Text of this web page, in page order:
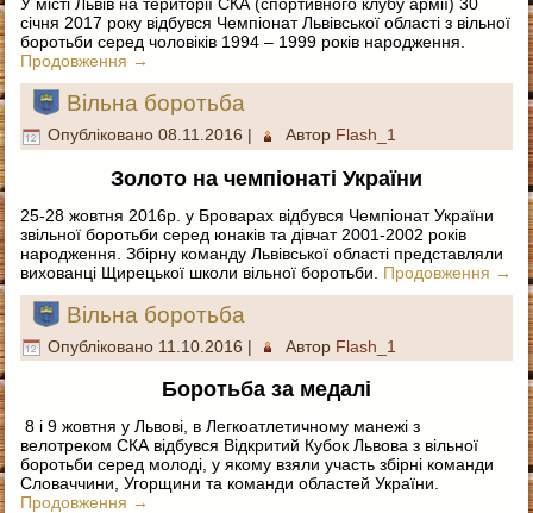
У місті Львів на території СКА (спортивного клубу армії) 30
січня 2017 року відбувся Чемпіонат Львівської області з вільної
боротьби серед чоловіків 1994 – 1999 років народження.
Продовження →
Вільна боротьба
Опубліковано 08.11.2016 | Автор Flash_1
Золото на чемпіонаті України
25-28 жовтня 2016р. у Броварах відбувся Чемпіонат України
звільної боротьби серед юнаків та дівчат 2001-2002 років
народження. Збірну команду Львівської області представляли
вихованці Щирецької школи вільної боротьби. Продовження →
Вільна боротьба
Опубліковано 11.10.2016 | Автор Flash_1
Боротьба за медалі
8 і 9 жовтня у Львові, в Легкоатлетичному манежі з
велотреком СКА відбувся Відкритий Кубок Львова з вільної
боротьби серед молоді, у якому взяли участь збірні команди
Словаччини, Угорщини та команди областей України.
Продовження →